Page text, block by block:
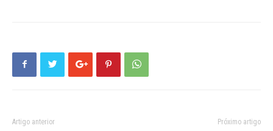
Artigo anterior Próximo artigo